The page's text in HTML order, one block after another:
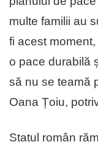
multe familii au
fi acest
o pace durabilă
să nu se teamă
Oana Țoiu,
Statul român